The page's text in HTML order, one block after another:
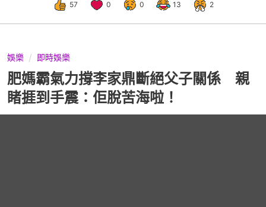
57 0 0 13 2
娛樂 即時娛樂
肥媽霸氣力撐李家鼎斷絕父子關係 親
睹捱到手震：佢脫苦海啦！